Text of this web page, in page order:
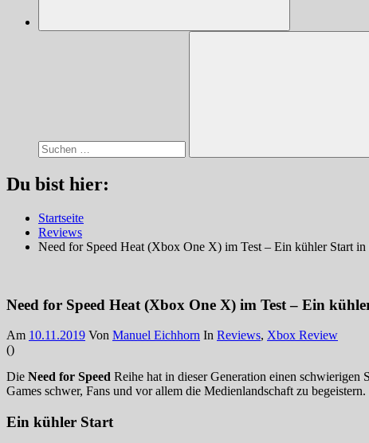
Suchen
Du bist hier:
Startseite
Reviews
Need for Speed Heat (Xbox One X) im Test – Ein kühler Start in
Need for Speed Heat (Xbox One X) im Test – Ein
Am 10.11.2019 Von Manuel Eichhorn In Reviews, Xbox Review
()
Die Need for Speed Reihe hat in dieser Generation einen schwierigen
Games schwer, Fans und vor allem die Medienlandschaft zu
Ein kühler Start